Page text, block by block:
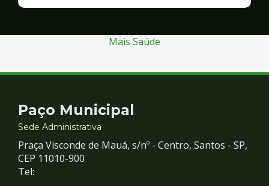
Mais Saúde
Contato
e
Redes
Paço Municipal
Sede Administrativa
Praça Visconde de Mauá, s/nº - Centro, Santos - SP,
CEP 11010-900
Tel: